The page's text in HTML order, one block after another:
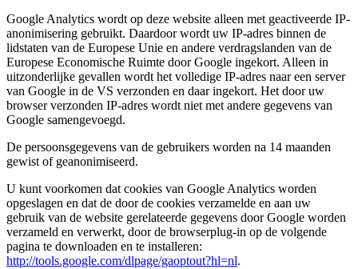
Google Analytics wordt op deze website alleen met geactiveerde IP-
anonimisering gebruikt. Daardoor wordt uw IP-adres binnen de
lidstaten van de Europese Unie en andere verdragslanden van de
Europese Economische Ruimte door Google ingekort. Alleen in
uitzonderlijke gevallen wordt het volledige IP-adres naar een server
van Google in de VS verzonden en daar ingekort. Het door uw
browser verzonden IP-adres wordt niet met andere gegevens van
Google samengevoegd.
De persoonsgegevens van de gebruikers worden na 14 maanden
gewist of geanonimiseerd.
U kunt voorkomen dat cookies van Google Analytics worden
opgeslagen en dat de door de cookies verzamelde en aan uw
gebruik van de website gerelateerde gegevens door Google worden
verzameld en verwerkt, door de browserplug-in op de volgende
pagina te downloaden en te installeren:
http://tools.google.com/dlpage/gaoptout?hl=nl.